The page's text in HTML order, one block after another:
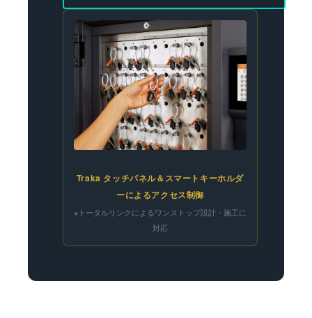
Traka タッチパネル＆スマートキーホルダ
ーによるアクセス制御
※トータルリンクによるワンストップ設計・施工に
対応